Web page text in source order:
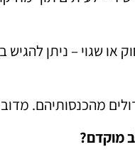
שגוי – ניתן
מהכנסותיהם.
מוקדם?